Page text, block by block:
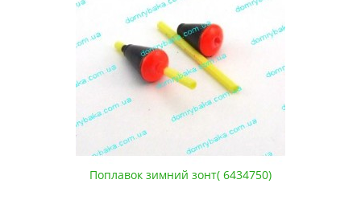
Поплавок зимний зонт( 6434750)